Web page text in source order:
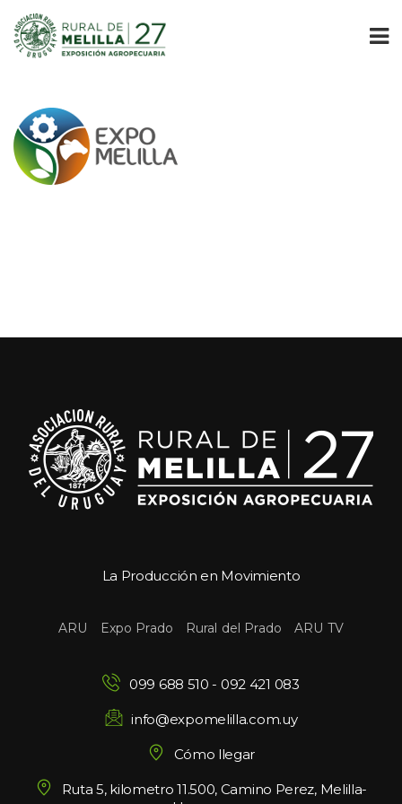
La Producción en Movimiento
ARU Expo Prado Rural del Prado ARU TV
099 688 510 - 092 421 083
info@expomelilla.com.uy
Cómo llegar
Ruta 5, kilometro 11.500, Camino Perez, Melilla-